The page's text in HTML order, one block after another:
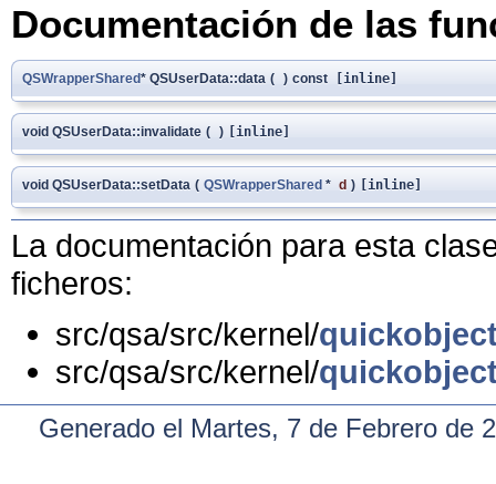
Documentación de las
QSWrapperShared* QSUserData::data ( ) const [inline]
void QSUserData::invalidate ( ) [inline]
void QSUserData::setData ( QSWrapperShared * d ) [inline]
La documentación para esta
ficheros:
src/qsa/src/kernel/
src/qsa/src/kernel/
Generado el Martes, 7 de Febrero de